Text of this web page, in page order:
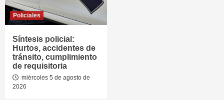
Policiales
Síntesis policial:
Hurtos, accidentes de
tránsito, cumplimiento
de requisitoria
miércoles 5 de agosto de
2026